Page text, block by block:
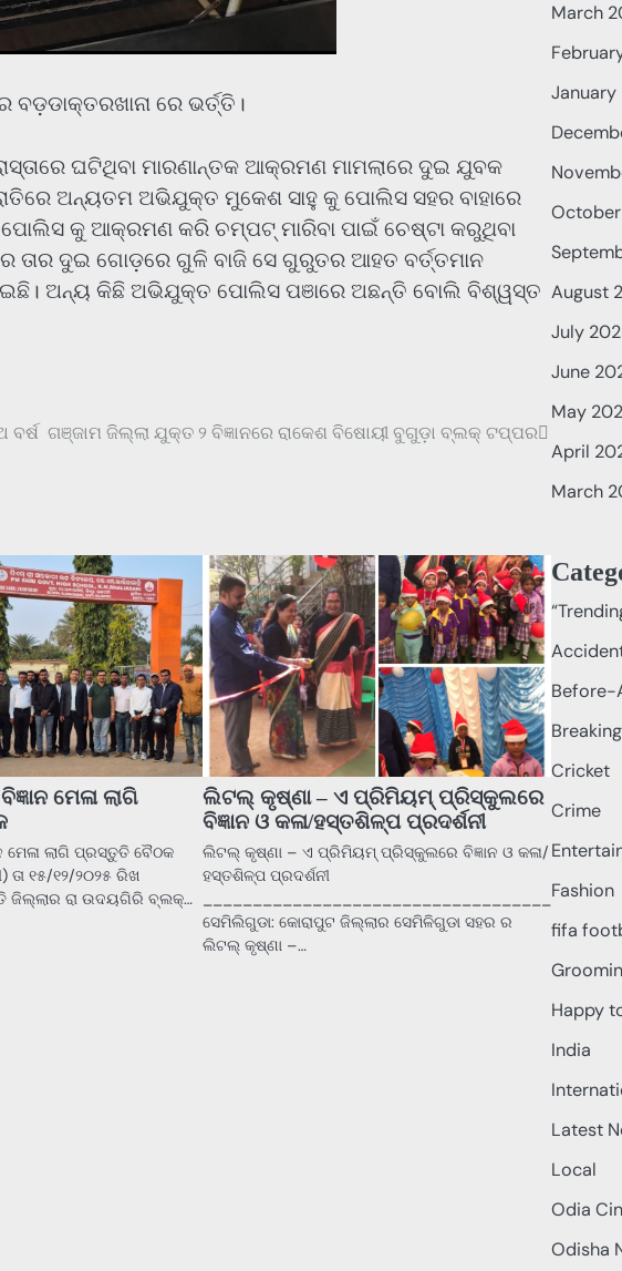
ରେ ଭର୍ତ୍ତି।
ଘଟିଥିବା ମାରଣାନ୍ତକ ଆକ୍ରମଣ ମାମଲାରେ ଦୁଇ ଯୁବକ
ଅନ୍ୟତମ ଅଭିଯୁକ୍ତ ମୁକେଶ ସାହୁ କୁ ପୋଲିସ ସହର ବାହାରେ
କୁ ଆକ୍ରମଣ କରି ଚମ୍ପଟ୍ ମାରିବା ପାଇଁ ଚେଷ୍ଟା କରୁଥିବା
ତାର ଦୁଇ ଗୋଡ଼ରେ ଗୁଳି ବାଜି ସେ ଗୁରୁତର ଆହତ ବର୍ତ୍ତମାନ
ଅନ୍ୟ କିଛି ଅଭିଯୁକ୍ତ ପୋଲିସ ପଞାରେ ଅଛନ୍ତି ବୋଲି ବିଶ୍ୱସ୍ତ
ବର୍ଷ ଗଞ୍ଜାମ ଜିଲ୍ଲା ଯୁକ୍ତ ୨ ବିଜ୍ଞାନରେ ରାକେଶ ବିଷୋୟୀ ବୁଗୁଡ଼ା ବ୍ଲକ୍ ଟପ୍ପର
ମେଳା ଲାଗି
ମେଳା ଲାଗି ପ୍ରସ୍ତୁତି ବୈଠକ
ତା ୧୫/୧୨/୨୦୨୫ ରିଖ
ଜିଲ୍ଲାର ରା ଉଦୟଗିରି ବ୍ଲକ୍…
ଲିଟଲ୍ କୃଷ୍ଣା – ଏ ପ୍ରିମିୟମ୍ ପ୍ରିସ୍କୁଲରେ
ବିଜ୍ଞାନ ଓ କଳା/ହସ୍ତଶିଳ୍ପ ପ୍ରଦର୍ଶନୀ
ଲିଟଲ୍ କୃଷ୍ଣା – ଏ ପ୍ରିମିୟମ୍ ପ୍ରିସ୍କୁଲରେ ବିଜ୍ଞାନ ଓ କଳା/
ହସ୍ତଶିଳ୍ପ ପ୍ରଦର୍ଶନୀ
ସେମିଲିଗୁଡା: କୋରାପୁଟ ଜିଲ୍ଲାର ସେମିଳିଗୁଡା ସହର ର
ଲିଟଲ୍ କୃଷ୍ଣା –…
March
August
July
June
May
April
March
Before-
Cricket
Crime
Fashion
fifa
Happy
India
Latest
Local
Odia
Odisha